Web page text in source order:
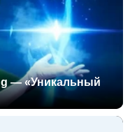
— «Уникальный